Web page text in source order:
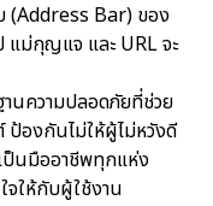
(Address Bar) ของ
แม่กุญแจ และ URL จะ
นความปลอดภัยที่ช่วย
ป้องกันไม่ให้ผู้ไม่หวังดี
เป็นมืออาชีพทุกแห่ง
จให้กับผู้ใช้งาน